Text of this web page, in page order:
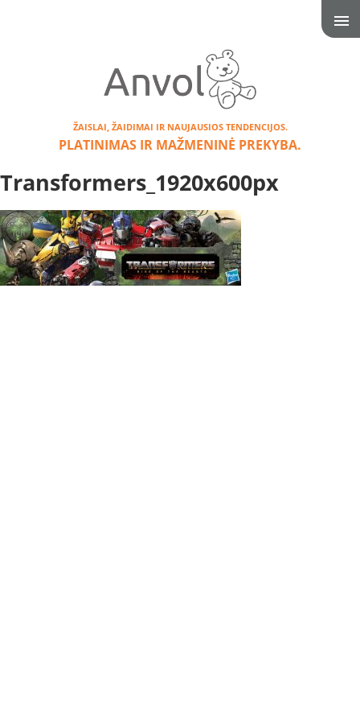
ŽAISLAI, ŽAIDIMAI IR NAUJAUSIOS TENDENCIJOS.
PLATINIMAS IR MAŽMENINĖ PREKYBA.
Transformers_1920x600px